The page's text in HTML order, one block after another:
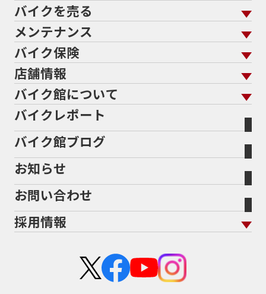
バイクを買う トップ
バイクを探す
メーカーから探す
色から探す
スタイルから探す
排気量から探す
地域から探す
走行距離から探す
中古車から探す
バイクを売る
バイクを売る トップ
バイク館買取の強み
バイクを高く売るコツ
バイク買取の流れ
全国展開の強み
よくあるご質問
バイク買取強化車両
メーカー別買取相場・
ヤマハ
ホンダ
スズキ
ハーレーダビッドソン
トライアンフ
アプリリア
KTM
モトグッツイ
MVアグスタ
メンテナンス
メンテナンス トップ
バイク点検
バイク車検
Bikeep
プロテクションフィルム
バイク保険
バイク保険 トップ
自賠責保険
任意保険
バイク保険無料見積り（現在未加入の方）
バイク保険無料見積り（他社でご加入の方）
盗難保険
店舗情報
店舗情報 トップ
北海道
宮城
福島
茨城
栃木
兵庫
バイク館について
バイク館について トップ
バイク館が選ばれる理由
会社概要
沿革
二輪公正取引協議会加盟店
バイクレポート
バイク館ブログ
お知らせ
お問い合わせ
採用情報
中途採用・アルバイト